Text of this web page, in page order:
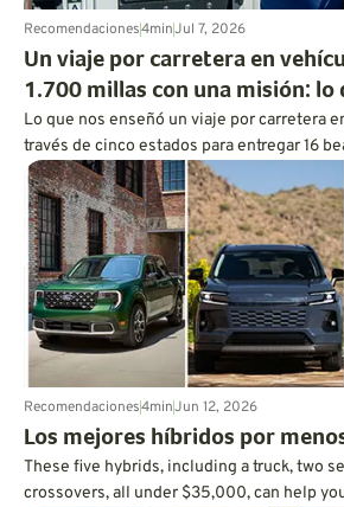
Recomendaciones4minJul 7, 2026
Un viaje por carretera en
1.700 millas con una misión: lo
Lo que nos enseñó un viaje por carretera
través de cinco estados para entregar 16
definitivos sobre la carga, la autonomía y la
viajes en el mundo real.
Recomendaciones4minJun 12, 2026
Los mejores híbridos por
These five hybrids, including a truck, two
crossovers, all under $35,000, can help